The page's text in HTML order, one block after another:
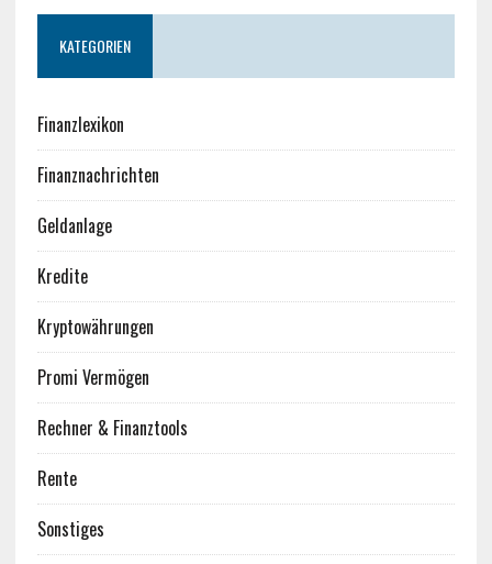
KATEGORIEN
Finanzlexikon
Finanznachrichten
Geldanlage
Kredite
Kryptowährungen
Promi Vermögen
Rechner & Finanztools
Rente
Sonstiges